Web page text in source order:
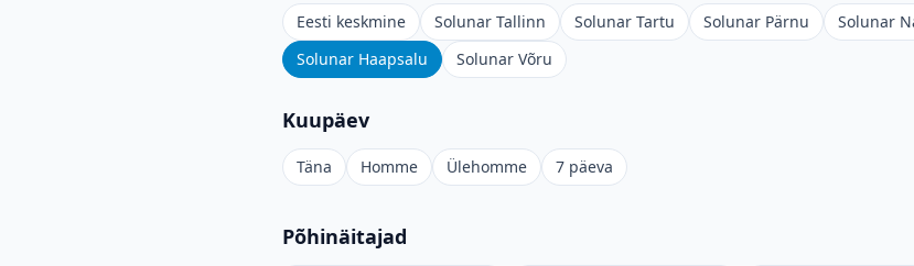
Eesti keskmine Solunar Tallinn Solunar Tartu Solunar Pärnu Solunar
Solunar Haapsalu
Solunar Võru
Kuupäev
Täna Homme Ülehomme 7 päeva
Põhinäitajad